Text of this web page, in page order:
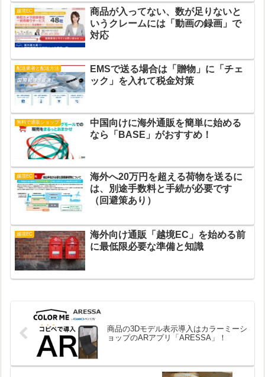
越境EC
商品が入ってない、数が足りないと
いうクレームには「動画の録画」で
対応
配送業者と配送方法
EMSで送る場合は「贈物」に「チェ
ック」を入れて税金対策
無料で通販ショップ
中国向けに海外通販を簡単に始める
なら「BASE」がおすすめ！
越境EC
海外へ20万円を超える荷物を送るに
は、別途手数料と手続が必要です
（回避策あり）
越境EC
海外向け通販「越境EC」を始める前
に最低限必要な準備と知識
商品の3Dモデル表示導入はカラーミーシ
ョップのARアプリ「ARESSA」！